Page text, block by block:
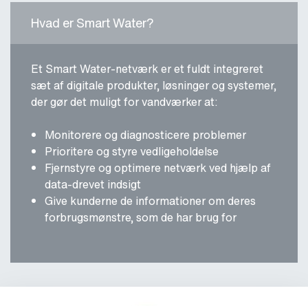
Hvad er Smart Water?
Et Smart Water-netværk er et fuldt integreret
sæt af digitale produkter, løsninger og systemer,
der gør det muligt for vandværker at:
Monitorere og diagnosticere problemer
Prioritere og styre vedligeholdelse
Fjernstyre og optimere netværk ved hjælp af
data-drevet indsigt
Give kunderne de informationer om deres
forbrugsmønstre, som de har brug for